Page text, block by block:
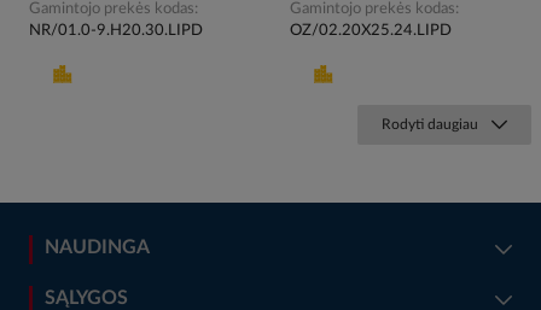
Gamintojo prekės kodas
NR/01.0-9.H20.30.LIPD
Gamintojo prekės kodas
OZ/02.20X25.24.LIPD
Rodyti daugiau
NAUDINGA
SĄLYGOS